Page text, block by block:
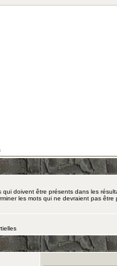
qui doivent être présents dans les
les mots qui ne devraient pas